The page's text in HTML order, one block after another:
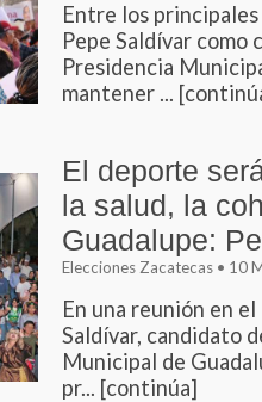
Entre los
Pepe Saldívar como
Presidencia
mantener ...
El deporte
la salud, la
Guadalupe:
Elecciones Zacatecas • 10
En una reunión en
Saldívar, candidato
Municipal de
pr... [continúa]